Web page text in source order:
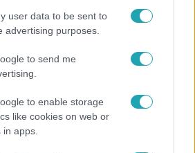
user data to be sent to
advertising purposes.
to send me
to enable storage
like cookies on web or
apps.
Enikő megszólalt a politikai